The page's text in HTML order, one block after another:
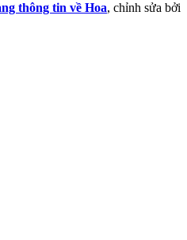
thông tin về Hoa, chỉnh sửa bởi